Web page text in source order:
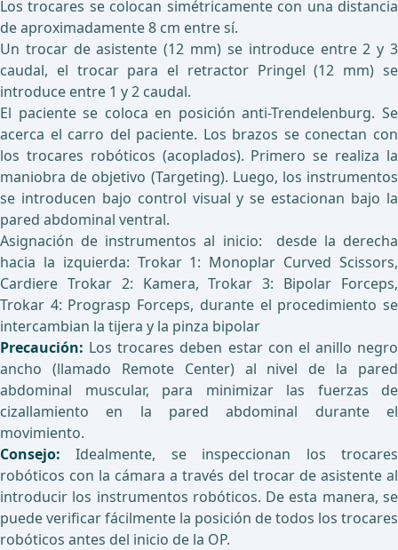
Los trocares se colocan simétricamente con una distancia
de aproximadamente 8 cm entre sí.
Un trocar de asistente (12 mm) se introduce entre 2 y 3
caudal, el trocar para el retractor Pringel (12 mm) se
introduce entre 1 y 2 caudal.
El paciente se coloca en posición anti-Trendelenburg. Se
acerca el carro del paciente. Los brazos se conectan con
los trocares robóticos (acoplados). Primero se realiza la
maniobra de objetivo (Targeting). Luego, los instrumentos
se introducen bajo control visual y se estacionan bajo la
pared abdominal ventral.
Asignación de instrumentos al inicio: desde la derecha
hacia la izquierda: Trokar 1: Monoplar Curved Scissors,
Cardiere Trokar 2: Kamera, Trokar 3: Bipolar Forceps,
Trokar 4: Prograsp Forceps, durante el procedimiento se
intercambian la tijera y la pinza bipolar
Precaución: Los trocares deben estar con el anillo negro
ancho (llamado Remote Center) al nivel de la pared
abdominal muscular, para minimizar las fuerzas de
cizallamiento en la pared abdominal durante el
movimiento.
Consejo:Idealmente, se inspeccionan los trocares
robóticos con la cámara a través del trocar de asistente al
introducir los instrumentos robóticos. De esta manera, se
puede verificar fácilmente la posición de todos los trocares
robóticos antes del inicio de la OP.